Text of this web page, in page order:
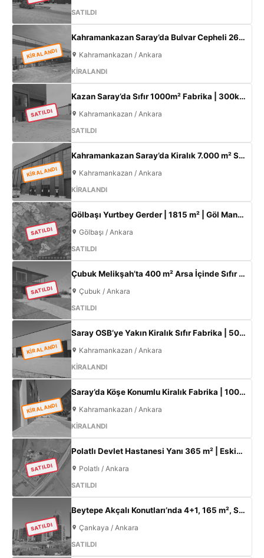
SATILDI
KİRALANDI
Kahramankazan Saray’da Bulvar Cepheli 2600 m² Kiralık Fabrika | 400 KW Enerji | Ofisli Üretim Tesisi
Kahramankazan / Ankara
KİRALANDI
SATILDI
Kazan Saray’da Sıfır 1000m² Fabrika | 300kW Enerji + 120m² Ofis
Kahramankazan / Ankara
SATILDI
KİRALANDI
Kahramankazan Saray’da Kiralık 7.000 m² Sıfır Fabrika | 2.000 m² Açık Alan | 300 KW
Kahramankazan / Ankara
KİRALANDI
SATILDI
Gölbaşı Yurtbey Gerder | 1815 m² | Göl Manzaralı | TOKİ Yakını Yatırımlık Arazi
Gölbaşı / Ankara
SATILDI
SATILDI
Çubuk Melikşah’ta 400 m² Arsa İçinde Sıfır 3+1 Müstakil Ev – Kaçırılmayacak Fırsat!
Çubuk / Ankara
SATILDI
KİRALANDI
Saray OSB’ye Yakın Kiralık Sıfır Fabrika | 500 m² Kapalı Alan | 60 kW Elektrik | Müstakil
Kahramankazan / Ankara
KİRALANDI
KİRALANDI
Saray’da Köşe Konumlu Kiralık Fabrika | 1000 m² Kapalı Alan | 3 Kat Ofis | 100 kW
Kahramankazan / Ankara
KİRALANDI
SATILDI
Polatlı Devlet Hastanesi Yanı 365 m² | Eskişehir Yolu Cepheli | Ticari+Konut İmarlı Arsa
Polatlı / Ankara
SATILDI
SATILDI
Beytepe Akçalı Konutları’nda 4+1, 165 m², Sıfır Lüks Daire | Site İçi, Otoparklı, Takasa Uygun
Çankaya / Ankara
SATILDI